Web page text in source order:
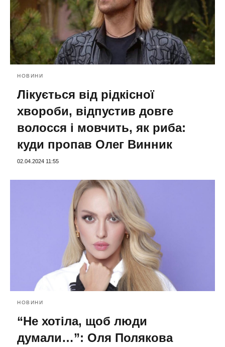
НОВИНИ
Лікується від рідкісної
хвороби, відпустив довге
волосся і мовчить, як риба:
куди пропав Олег Винник
02.04.2024 11:55
НОВИНИ
“Не хотіла, щоб люди
думали…”: Оля Полякова